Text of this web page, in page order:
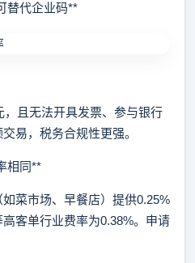
代企业码**
且无法开具发票、参与银行
易，税务合规性更强。
相同**
市场、早餐店）提供0.25%
客单行业费率为0.38%。申请